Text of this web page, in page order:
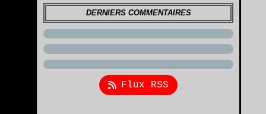
DERNIERS COMMENTAIRES
Flux RSS